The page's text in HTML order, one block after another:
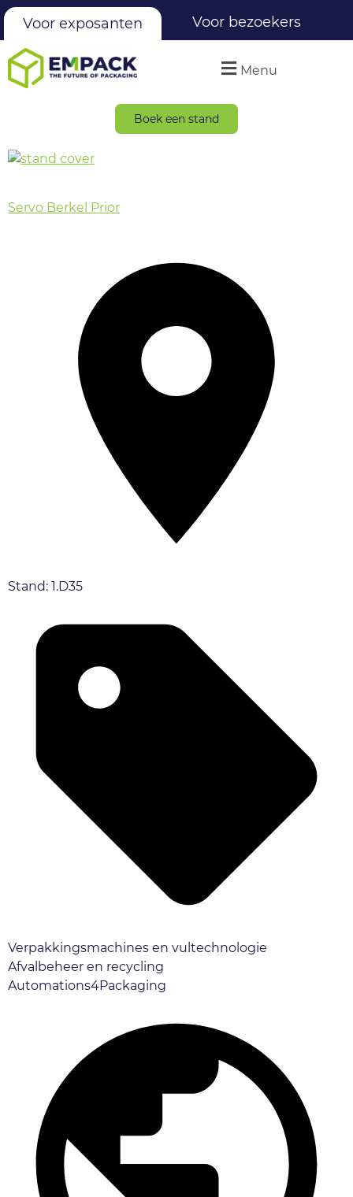
Voor exposanten Voor bezoekers
Menu
Boek een stand
Servo Berkel Prior
Stand: 1.D35
Verpakkingsmachines en vultechnologie
Afvalbeheer en recycling
Automations4Packaging